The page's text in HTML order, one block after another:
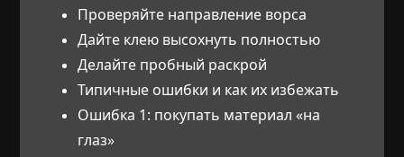
Проверяйте направление ворса
Дайте клею высохнуть полностью
Делайте пробный раскрой
Типичные ошибки и как их избежать
Ошибка 1: покупать материал «на
глаз»